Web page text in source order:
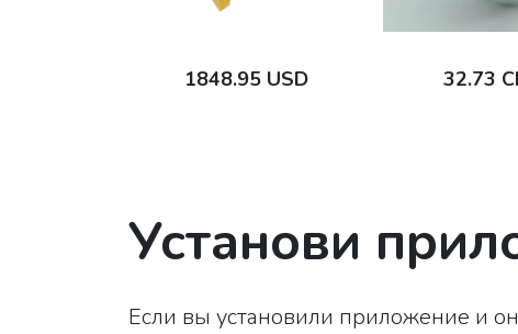
32.73 CNY 36.30
Установи
Если вы установили приложение и